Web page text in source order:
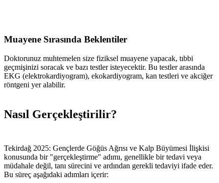
Muayene Sırasında Beklentiler
Doktorunuz muhtemelen size fiziksel muayene yapacak, tıbbi
geçmişinizi soracak ve bazı testler isteyecektir. Bu testler arasında
EKG (elektrokardiyogram), ekokardiyogram, kan testleri ve akciğer
röntgeni yer alabilir.
Nasıl Gerçekleştirilir?
Tekirdağ 2025: Gençlerde Göğüs Ağrısı ve Kalp Büyümesi İlişkisi
konusunda bir "gerçekleştirme" adımı, genellikle bir tedavi veya
müdahale değil, tanı sürecini ve ardından gerekli tedaviyi ifade eder.
Bu süreç aşağıdaki adımları içerir: